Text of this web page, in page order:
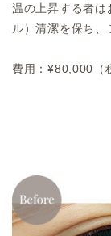
温の上昇する者は
ル）清潔を保ち、
費用：¥80,000（